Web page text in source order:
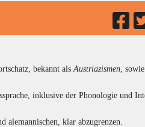
bekannt als Austriazismen ,
inklusive der Phonologie und
alemannischen, klar abzugrenzen.